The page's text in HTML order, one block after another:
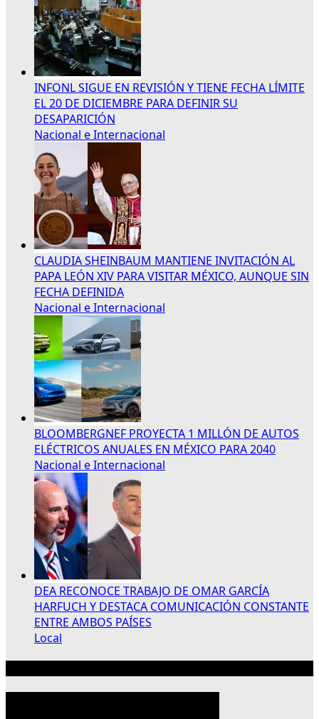
INFONL SIGUE EN REVISIÓN Y TIENE FECHA LÍMITE
EL 20 DE DICIEMBRE PARA DEFINIR SU
DESAPARICIÓN
Nacional e Internacional
CLAUDIA SHEINBAUM MANTIENE INVITACIÓN AL
PAPA LEÓN XIV PARA VISITAR MÉXICO, AUNQUE SIN
FECHA DEFINIDA
Nacional e Internacional
BLOOMBERGNEF PROYECTA 1 MILLÓN DE AUTOS
ELÉCTRICOS ANUALES EN MÉXICO PARA 2040
Nacional e Internacional
DEA RECONOCE TRABAJO DE OMAR GARCÍA
HARFUCH Y DESTACA COMUNICACIÓN CONSTANTE
ENTRE AMBOS PAÍSES
Local